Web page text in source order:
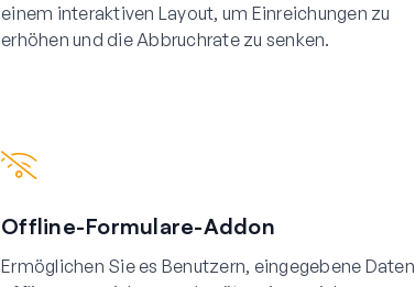
einem interaktiven Layout, um Einreichungen zu
erhöhen und die Abbruchrate zu senken.
Offline-Formulare-Addon
Ermöglichen Sie es Benutzern, eingegebene Daten